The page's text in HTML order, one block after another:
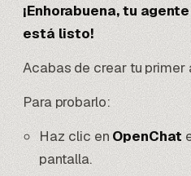
¡Enhorabuena, tu
está listo!
Acabas de crear tu primer
Para probarlo:
Haz clic enOpenChat
pantalla.